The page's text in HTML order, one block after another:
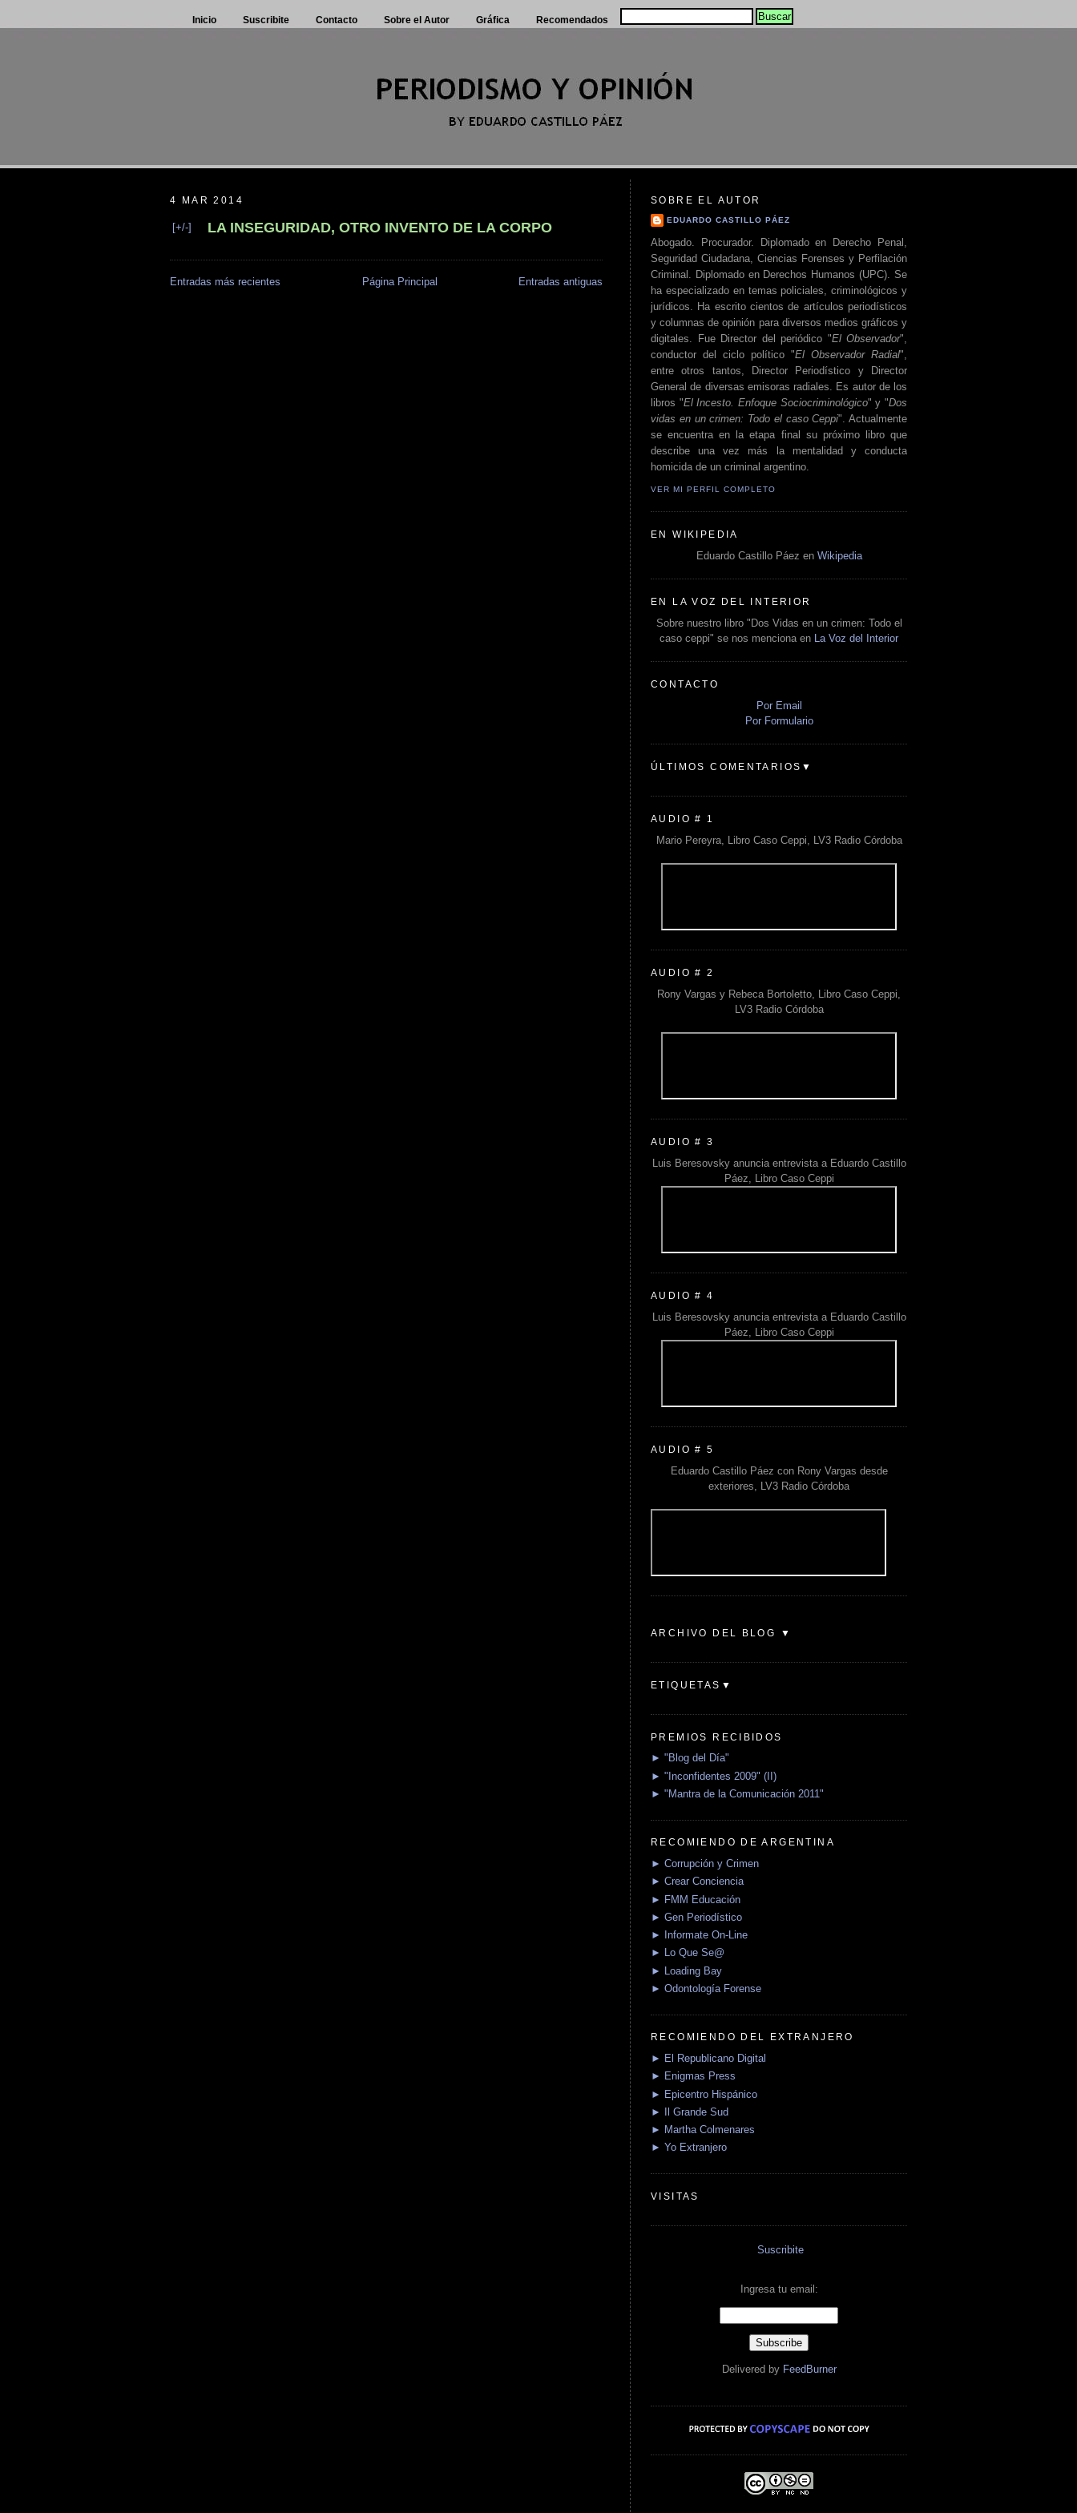
Inicio Suscribite Contacto Sobre el Autor Gráfica Recomendados
4 MAR 2014
[+/-] LA INSEGURIDAD, OTRO INVENTO DE LA CORPO
Entradas más recientes Entradas antiguas
Página Principal
SOBRE EL AUTOR
EDUARDO CASTILLO PÁEZ
Abogado. Procurador. Diplomado en Derecho Penal,
Seguridad Ciudadana, Ciencias Forenses y Perfilación
Criminal. Diplomado en Derechos Humanos (UPC). Se
ha especializado en temas policiales, criminológicos y
jurídicos. Ha escrito cientos de artículos periodísticos
y columnas de opinión para diversos medios gráficos y
digitales. Fue Director del periódico "El Observador",
conductor del ciclo político "El Observador Radial",
entre otros tantos, Director Periodístico y Director
General de diversas emisoras radiales. Es autor de los
libros "El Incesto. Enfoque Sociocriminológico" y "Dos
vidas en un crimen: Todo el caso Ceppi". Actualmente
se encuentra en la etapa final su próximo libro que
describe una vez más la mentalidad y conducta
homicida de un criminal argentino.
VER MI PERFIL COMPLETO
EN WIKIPEDIA
Eduardo Castillo Páez en Wikipedia
EN LA VOZ DEL INTERIOR
Sobre nuestro libro "Dos Vidas en un crimen: Todo el
caso ceppi" se nos menciona en
La Voz del Interior
CONTACTO
Por Email
Por Formulario
ÚLTIMOS COMENTARIOS▼
AUDIO # 1
Mario Pereyra, Libro Caso Ceppi, LV3 Radio Córdoba
AUDIO # 2
Rony Vargas y Rebeca Bortoletto, Libro Caso Ceppi,
LV3 Radio Córdoba
AUDIO # 3
Luis Beresovsky anuncia entrevista a Eduardo Castillo
Páez, Libro Caso Ceppi
AUDIO # 4
Luis Beresovsky anuncia entrevista a Eduardo Castillo
Páez, Libro Caso Ceppi
AUDIO # 5
Eduardo Castillo Páez con Rony Vargas desde
exteriores, LV3 Radio Córdoba
ARCHIVO DEL BLOG ▼
ETIQUETAS▼
PREMIOS RECIBIDOS
► "Blog del Día"
► "Inconfidentes 2009" (II)
► "Mantra de la Comunicación 2011"
RECOMIENDO DE ARGENTINA
► Corrupción y Crimen
► Crear Conciencia
► FMM Educación
► Gen Periodístico
► Informate On-Line
► Lo Que Se@
► Loading Bay
► Odontología Forense
RECOMIENDO DEL EXTRANJERO
► El Republicano Digital
► Enigmas Press
► Epicentro Hispánico
► Il Grande Sud
► Martha Colmenares
► Yo Extranjero
VISITAS
Suscribite
Ingresa tu email:
Delivered by FeedBurner